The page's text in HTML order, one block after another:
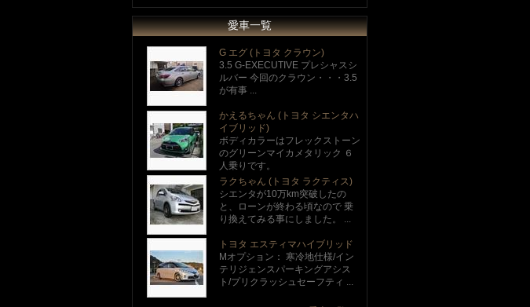
愛車一覧
G エグ (トヨタ クラウン)
3.5 G-EXECUTIVE プレシャスシ
ルバー 今回のクラウン・・・3.5
が有事 ...
かえるちゃん (トヨタ シエンタハ
イブリッド)
ボディカラーはフレックストーン
のグリーンマイカメタリック ６
人乗りです。
ラクちゃん (トヨタ ラクティス)
シエンタが10万km突破したの
と、ローンが終わる頃なので 乗
り換えてみる事にしました。 ...
トヨタ エスティマハイブリッド
Mオプション： 寒冷地仕様/イン
テリジェンスパーキングアシス
ト/プリクラッシュセーフティ ...